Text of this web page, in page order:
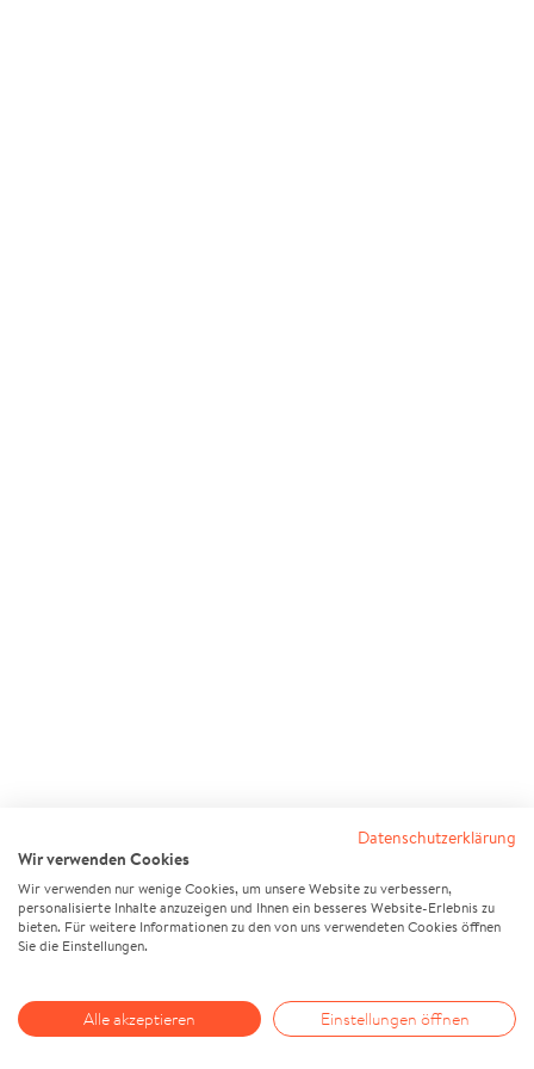
Datenschutzerklärung
Wir verwenden Cookies
Wir verwenden nur wenige Cookies, um unsere Website zu verbessern,
personalisierte Inhalte anzuzeigen und Ihnen ein besseres Website-Erlebnis zu
bieten. Für weitere Informationen zu den von uns verwendeten Cookies öffnen
Sie die Einstellungen.
Alle akzeptieren Einstellungen öffnen